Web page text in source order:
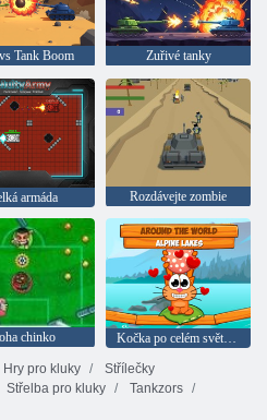
Tank Boom Zuřivé tanky
armáda Rozdávejte zombie
chinko
Kočka po celém světě: Alpine lake
Hry pro kluky
Střílečky
Střelba pro kluky Tankzors